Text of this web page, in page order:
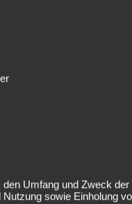
Grün-Weißen.
Nouri
gegenüber
Montag will sich
an meine
Übungsleiter zu
wer soll den
Umfang und Zweck der
sowie Einholung